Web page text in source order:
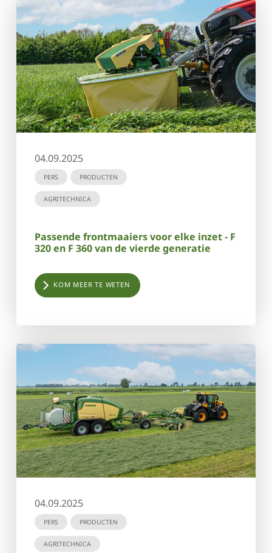
04.09.2025
PERS PRODUCTEN
AGRITECHNICA
Passende frontmaaiers voor elke inzet - F
320 en F 360 van de vierde generatie
KOM MEER TE WETEN
04.09.2025
PERS PRODUCTEN
AGRITECHNICA